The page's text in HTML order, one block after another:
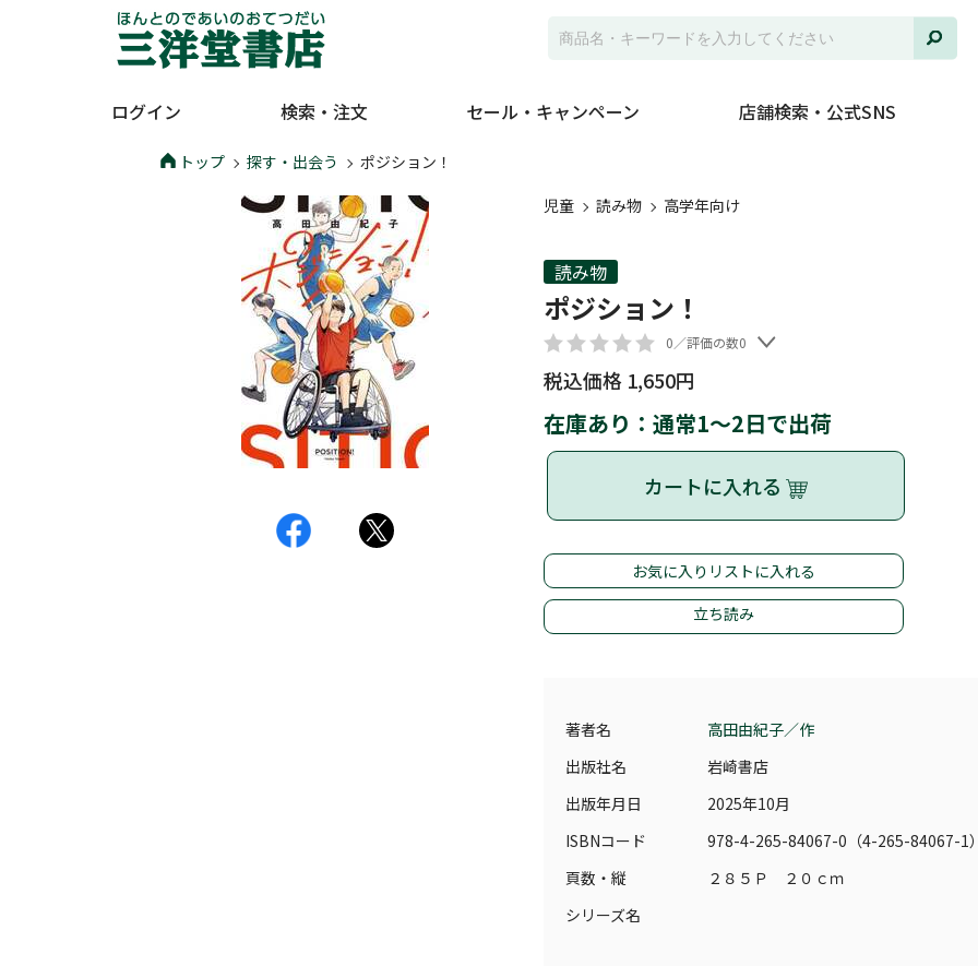
ログイン 検索・注文 セール・キャンペーン 店舗検索・公式SNS
トップ 探す・出会う
ポジション！
児童
読み物 高学年向け
読み物
ポジション！
0／評価の数0
税込価格 1,650円
在庫あり：通常1～2日で出荷
カートに入れる
お気に入りリストに入れる
立ち読み
著者名
高田由紀子／作
出版社名
岩崎書店
出版年月日
2025年10月
ISBNコード
978-4-265-84067-0（4-265-84067-1
頁数・縦
２８５Ｐ ２０ｃｍ
シリーズ名